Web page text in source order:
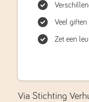
Veel giften
Zet een
Via Stichting